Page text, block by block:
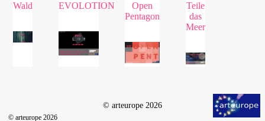
Wald EVOLOTION
Open
Pentagon
Teile
das
Meer
© arteurope 2026
© arteurope 2026